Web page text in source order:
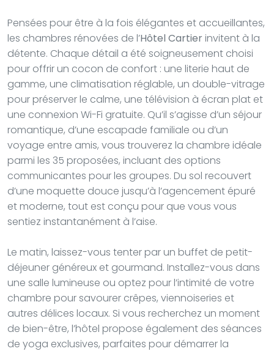
Pensées pour être à la fois élégantes et accueillantes,
les chambres rénovées de l’Hôtel Cartier invitent à la
détente. Chaque détail a été soigneusement choisi
pour offrir un cocon de confort : une literie haut de
gamme, une climatisation réglable, un double-vitrage
pour préserver le calme, une télévision à écran plat et
une connexion Wi-Fi gratuite. Qu’il s’agisse d’un séjour
romantique, d’une escapade familiale ou d’un
voyage entre amis, vous trouverez la chambre idéale
parmi les 35 proposées, incluant des options
communicantes pour les groupes. Du sol recouvert
d’une moquette douce jusqu’à l’agencement épuré
et moderne, tout est conçu pour que vous vous
sentiez instantanément à l’aise.
Le matin, laissez-vous tenter par un buffet de petit-
déjeuner généreux et gourmand. Installez-vous dans
une salle lumineuse ou optez pour l’intimité de votre
chambre pour savourer crêpes, viennoiseries et
autres délices locaux. Si vous recherchez un moment
de bien-être, l’hôtel propose également des séances
de yoga exclusives, parfaites pour démarrer la